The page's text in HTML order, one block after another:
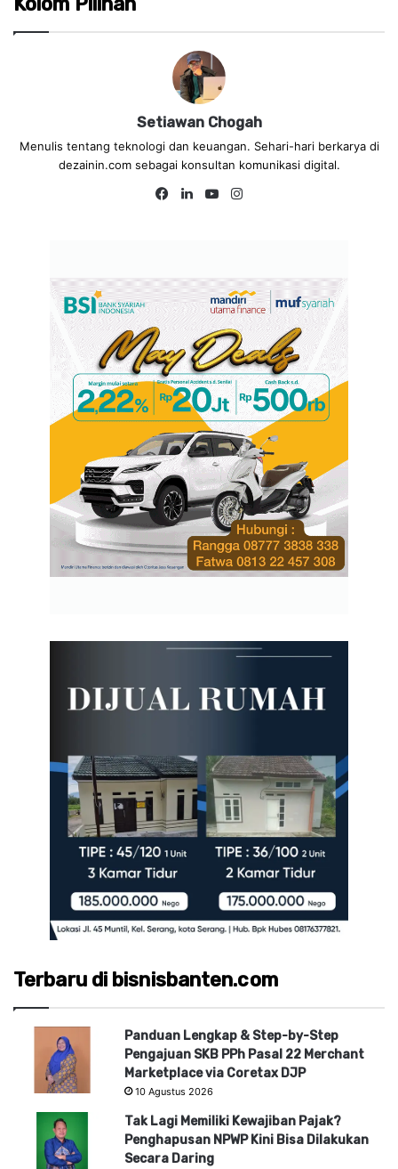
Setiawan Chogah
Menulis tentang teknologi dan keuangan. Sehari-hari berkarya di
dezainin.com sebagai konsultan komunikasi digital.
Fa
Lin
Yo
Terbaru di bisnisbanten.com
Panduan Lengkap & Step-by-Step
Pengajuan SKB PPh Pasal 22 Merchant
Marketplace via Coretax DJP
10 Agustus 2026
Tak Lagi Memiliki Kewajiban Pajak?
Penghapusan NPWP Kini Bisa Dilakukan
Secara Daring